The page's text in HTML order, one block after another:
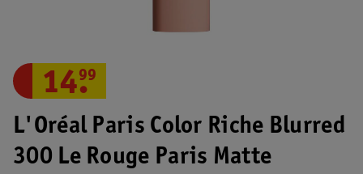
L'Oréal Paris Color Riche Blurred
300 Le Rouge Paris Matte
14.
99